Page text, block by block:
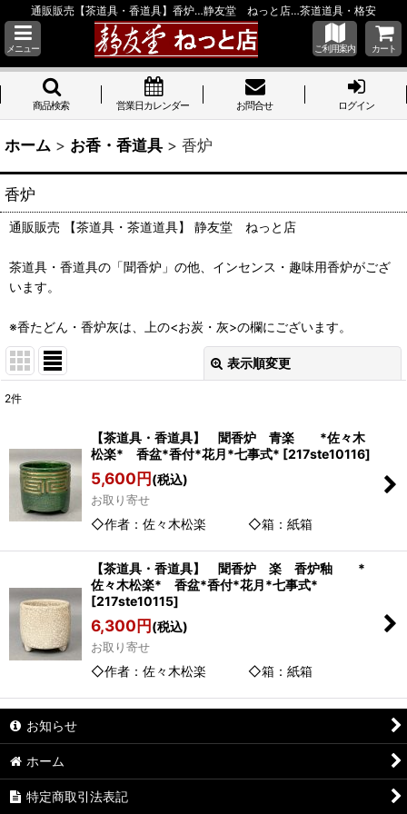
通販販売【茶道具・香道具】香炉…静友堂 ねっと店…茶道道具・格安
メニュー ご利用案内 カート
商品検索 営業日カレンダー お問合せ ログイン
ホーム > お香・香道具 > 香炉
香炉
通販販売 【茶道具・茶道道具】 静友堂 ねっと店
茶道具・香道具の「聞香炉」の他、インセンス・趣味用香炉がござ
います。
※香たどん・香炉灰は、上の<お炭・灰>の欄にございます。
表示順変更
並び順:
2件
【茶道具・香道具】 聞香炉 青楽 *佐々木
松楽* 香盆*香付*花月*七事式* [217ste10116]
5,600円(税込)
お取り寄せ
◇作者：佐々木松楽 ◇箱：紙箱
【茶道具・香道具】 聞香炉 楽 香炉釉 *
佐々木松楽* 香盆*香付*花月*七事式*
[217ste10115]
6,300円(税込)
お取り寄せ
◇作者：佐々木松楽 ◇箱：紙箱
お知らせ
ホーム
特定商取引法表記